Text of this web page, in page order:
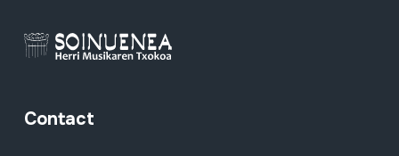
Contact